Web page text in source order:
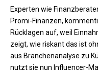
Experten wie
Promi-Finanzen,
Rücklagen auf, weil
zeigt, wie riskant das ist
aus Branchenanalyse zu
nutzt sie nun Influencer-